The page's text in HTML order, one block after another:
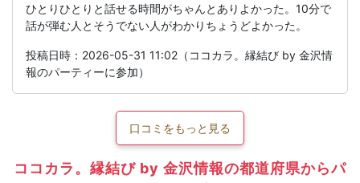
ひとりひとりと話せる時間がちゃんとありよかった。10分で
話が弾む人とそうでない人がわかりちょうどよかった。
投稿日時：2026-05-31 11:02（ココカラ。縁結び by 金沢情
報のパーティーに参加）
口コミをもっと見る
ココカラ。縁結び by 金沢情報の都道府県からパ